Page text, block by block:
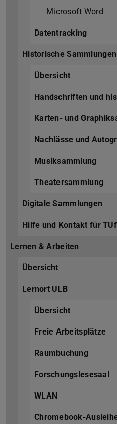
Microsoft Word
Datentracking
Historische Sammlungen
Übersicht
Handschriften und
Karten- und
Nachlässe und
Musiksammlung
Theatersammlung
Digitale Sammlungen
Hilfe und Kontakt für
Lernen & Arbeiten
Übersicht
Lernort ULB
Übersicht
Freie Arbeitsplätze
Raumbuchung
Forschungslesesaal
WLAN
Chromebook-